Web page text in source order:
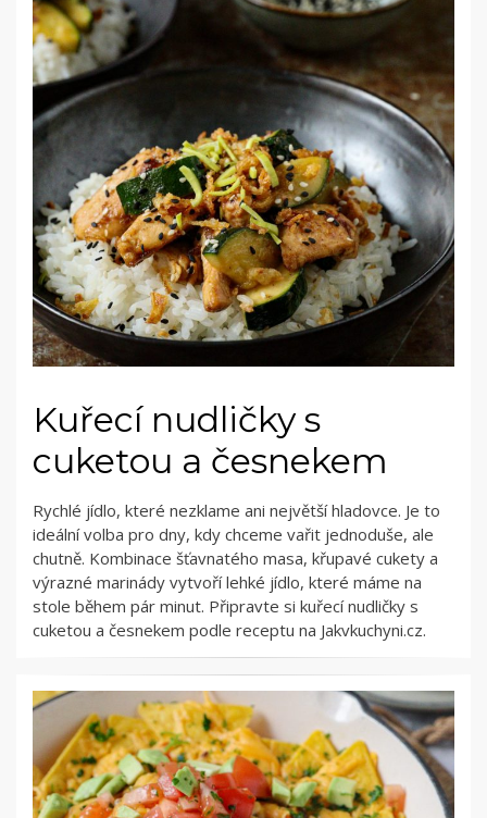
Kuřecí nudličky s
cuketou a česnekem
Rychlé jídlo, které nezklame ani největší hladovce. Je to
ideální volba pro dny, kdy chceme vařit jednoduše, ale
chutně. Kombinace šťavnatého masa, křupavé cukety a
výrazné marinády vytvoří lehké jídlo, které máme na
stole během pár minut. Připravte si kuřecí nudličky s
cuketou a česnekem podle receptu na Jakvkuchyni.cz.